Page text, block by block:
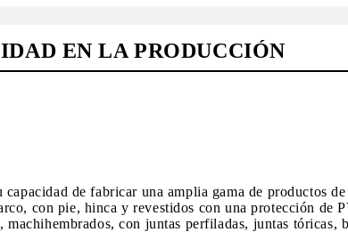
EN LA PRODUCCIÓN
de fabricar una amplia gama de productos
con pie, hinca y revestidos con una protección de
con juntas perfiladas, juntas tóricas,